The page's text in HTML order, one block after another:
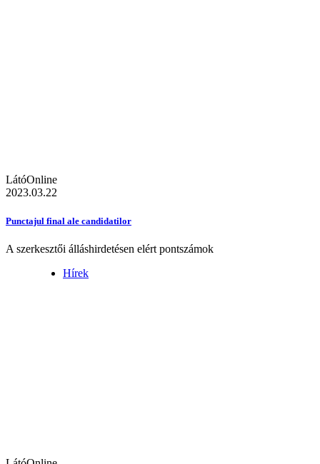
LátóOnline
2023.03.22
Punctajul final ale candidatilor
A szerkesztői álláshirdetésen elért pontszámok
Hírek